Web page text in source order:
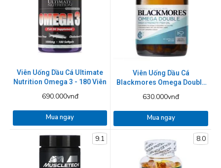
Viên Uống Dầu Cá Ultimate
Nutrition Omega 3 - 180 Viên
690.000vnđ
Mua ngay
Viên Uống Dầu Cá
Blackmores Omega Double
viên
630.000vnđ
Mua ngay
9.1 8.0